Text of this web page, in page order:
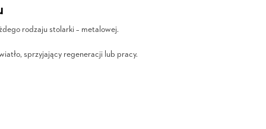
rodzaju stolarki – metalowej.
sprzyjający regeneracji lub pracy.